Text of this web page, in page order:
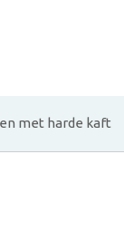
met harde kaft